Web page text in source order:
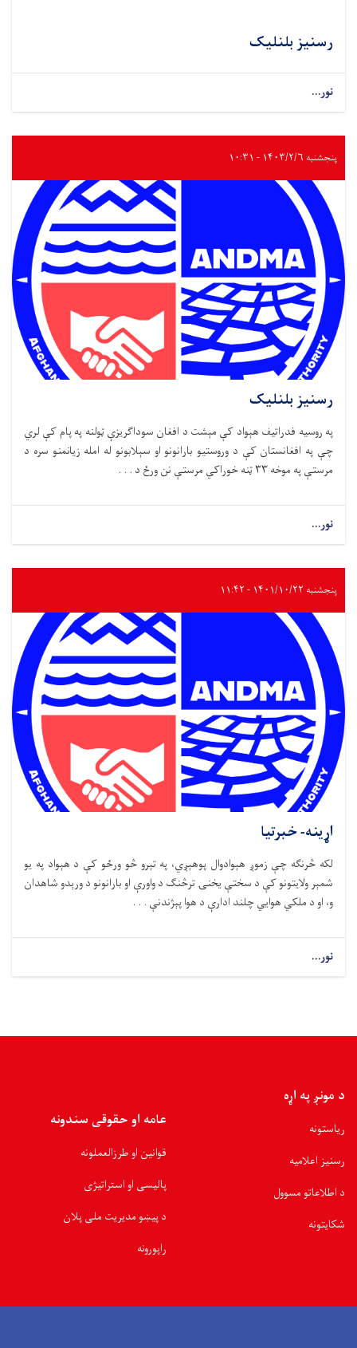
رسنیز بلنلیک
نور...
پنجشنبه ۱۴۰۳/۲/۶ - ۱۰:۳۱
رسنیز بلنلیک
په روسیه فدراتیف هېواد کې مېشت د افغان سوداګریزې ټولنه په پام کې لري
چې په افغانستان کې د وروستیو بارانونو او سېلابونو له امله زیانمنو سره د
مرستې په موخه ۳۳ ټنه خوراکي مرستې نن ورځ د . . .
نور...
پنجشنبه ۱۴۰۱/۱۰/۲۲ - ۱۱:۴۲
اړینه- خبرتیا
لکه څرنګه چې زموږ هېوادوال پوهېږي، په تېرو څو ورځو کې د هېواد په یو
شمېر ولایتونو کې د سختې یخنۍ ترڅنګ د واورې او بارانونو د ورېدو شاهدان
و، او د ملکي هوايي چلند ادارې د هوا پېژندنې . . .
نور...
د مونږ په اړه
ریاستونه
رسنیز اعلامیه
د اطلاعاتو مسوول
شکایتونه
عامه او حقوقی سندونه
قوانین او طرزالعملونه
پالیسی او استراتیژی
د پیښو مدیریت ملی پلان
راپورونه